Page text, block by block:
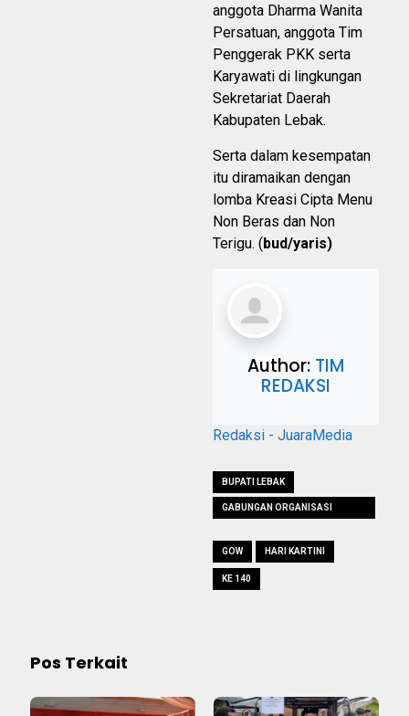
anggota Dharma Wanita
Persatuan, anggota Tim
Penggerak PKK serta
Karyawati di lingkungan
Sekretariat Daerah
Kabupaten Lebak.
Serta dalam kesempatan
itu diramaikan dengan
lomba Kreasi Cipta Menu
Non Beras dan Non
Terigu. (bud/yaris)
Author: TIM
REDAKSI
Redaksi - JuaraMedia
BUPATI LEBAK
GABUNGAN ORGANISASI
GOW HARI KARTINI
KE 140
Pos Terkait